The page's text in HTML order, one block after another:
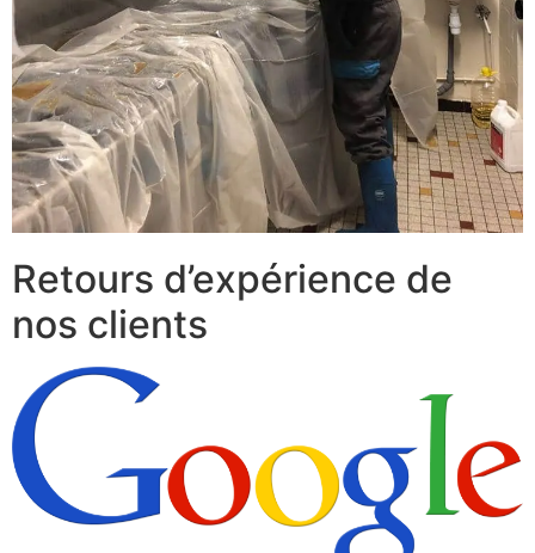
Retours d’expérience de
nos clients